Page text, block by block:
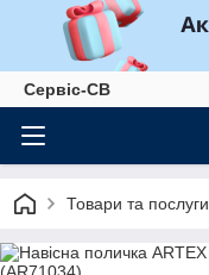
Сервіс-СВ
Товари та послуги